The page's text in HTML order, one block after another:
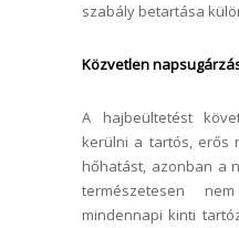
szabály betartása
Közvetlen
A hajbeültetést
kerülni a tartós, erős
hőhatást, azonban a
természetesen
mindennapi kinti